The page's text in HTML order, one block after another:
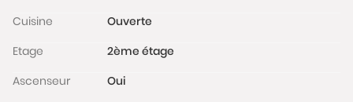
www.georisques.gouv.fr
Cuisine
Ouverte
Etage
2ème étage
Ascenseur
Oui